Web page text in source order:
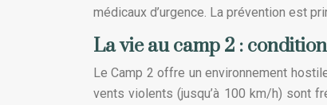
médicaux d’urgence. La prévention est
La vie au camp 2 :
Le Camp 2 offre un environnement
vents violents (jusqu’à 100 km/h) sont